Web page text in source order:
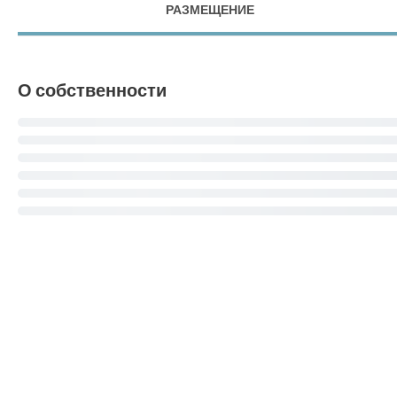
РАЗМЕЩЕНИЕ
О собственности